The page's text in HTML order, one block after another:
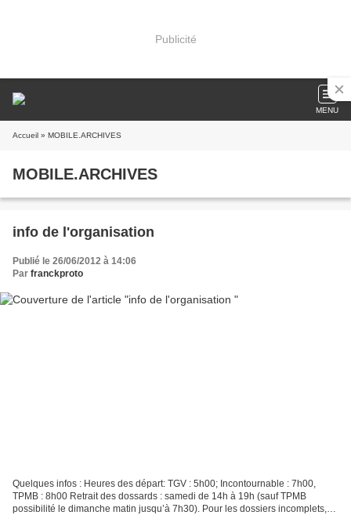
Publicité
MENU
Accueil » MOBILE.ARCHIVES
MOBILE.ARCHIVES
info de l'organisation
Publié le 26/06/2012 à 14:06
Par franckproto
Quelques infos : Heures des départ: TGV : 5h00; Incontournable : 7h00,
TPMB : 8h00 Retrait des dossards : samedi de 14h à 19h (sauf TPMB
possibilité le dimanche matin jusqu’à 7h30). Pour les dossiers incomplets,